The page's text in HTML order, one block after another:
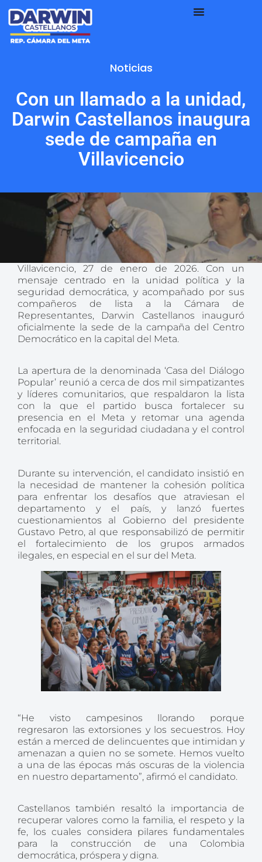
Noticias
Con un llamado a la unidad,
Darwin Castellanos inaugura
sede de campaña en
Villavicencio
Villavicencio, 27 de enero de 2026. Con un
mensaje centrado en la unidad política y la
seguridad democrática, y acompañado por sus
compañeros de lista a la Cámara de
Representantes, Darwin Castellanos inauguró
oficialmente la sede de la campaña del Centro
Democrático en la capital del Meta.
La apertura de la denominada ‘Casa del Diálogo
Popular’ reunió a cerca de dos mil simpatizantes
y líderes comunitarios, que respaldaron la lista
con la que el partido busca fortalecer su
presencia en el Meta y retomar una agenda
enfocada en la seguridad ciudadana y el control
territorial.
Durante su intervención, el candidato insistió en
la necesidad de mantener la cohesión política
para enfrentar los desafíos que atraviesan el
departamento y el país, y lanzó fuertes
cuestionamientos al Gobierno del presidente
Gustavo Petro, al que responsabilizó de permitir
el fortalecimiento de los grupos armados
ilegales, en especial en el sur del Meta.
“He visto campesinos llorando porque
regresaron las extorsiones y los secuestros. Hoy
están a merced de delincuentes que intimidan y
amenazan a quien no se somete. Hemos vuelto
a una de las épocas más oscuras de la violencia
en nuestro departamento”, afirmó el candidato.
Castellanos también resaltó la importancia de
recuperar valores como la familia, el respeto y la
fe, los cuales considera pilares fundamentales
para la construcción de una Colombia
democrática, próspera y digna.